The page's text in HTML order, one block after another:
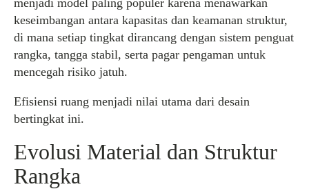
menjadi model paling populer karena menawarkan
keseimbangan antara kapasitas dan keamanan struktur,
di mana setiap tingkat dirancang dengan sistem penguat
rangka, tangga stabil, serta pagar pengaman untuk
mencegah risiko jatuh.
Efisiensi ruang menjadi nilai utama dari desain
bertingkat ini.
Evolusi Material dan Struktur
Rangka